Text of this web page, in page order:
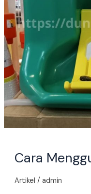
Cara
Artikel / admin